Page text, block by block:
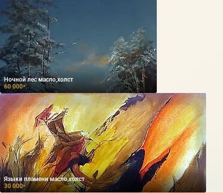
Ночной лес масло,холст
60 000₽
Языки пламени масло,холст
30 000₽